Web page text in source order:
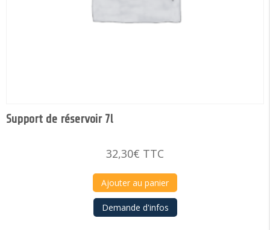
Support de réservoir 7l
32,30€ TTC
Ajouter au panier
Demande d'infos